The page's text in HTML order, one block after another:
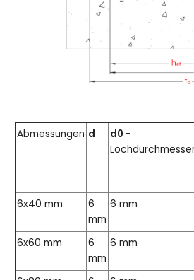
Abmessungen d d0 -
6x40 mm
6
mm
6 mm
6x60 mm
6
mm
6 mm